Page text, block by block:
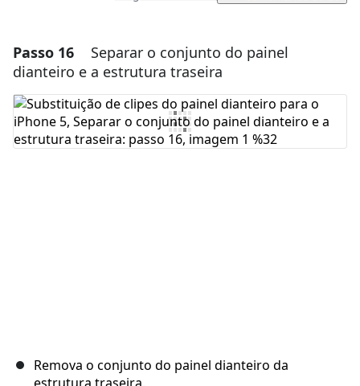
Adicionar um comentário
Comentar
Passo 16
Separar o conjunto do painel
dianteiro e a estrutura traseira
Remova o conjunto do painel dianteiro da